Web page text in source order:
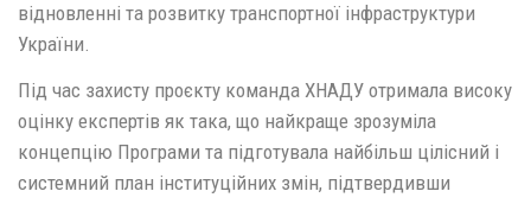
відновленні та розвитку транспортної інфраструктури
України.
Під час захисту проєкту команда ХНАДУ отримала високу
оцінку експертів як така, що найкраще зрозуміла
концепцію Програми та підготувала найбільш цілісний і
системний план інституційних змін, підтвердивши